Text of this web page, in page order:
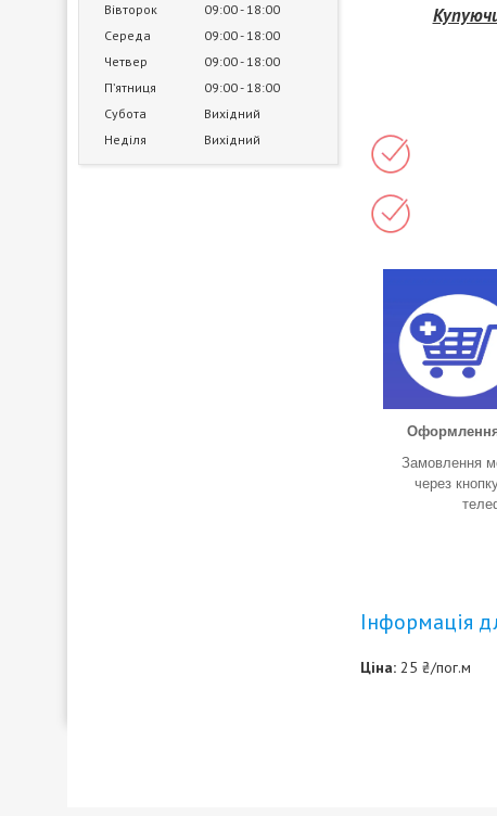
Вівторок
09:00 18:00
Середа
09:00 18:00
Четвер
09:00 18:00
Пʼятниця
09:00 18:00
Субота
Вихідний
Неділя
Вихідний
Замовлення
через
Інформація
Ціна: 25 ₴/пог.м